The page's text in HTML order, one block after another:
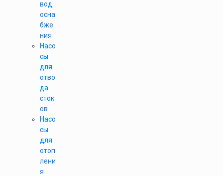
вод
осна
бже
ния
Насо
сы
для
отво
да
сток
ов
Насо
сы
для
отоп
лени
я